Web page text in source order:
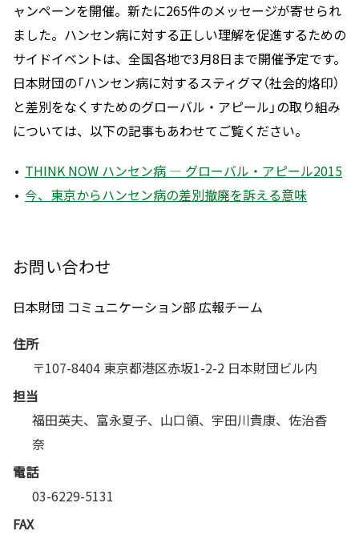
ャンペーンを開催。新たに265件のメッセージが寄せられ
ました。ハンセン病に対する正しい理解を促進するための
サイドイベントは、全国各地で3月8日まで開催予定です。
日本財団の「ハンセン病に対するスティグマ（社会的烙印）
と差別をなくすためのグローバル・アピール」の取り組み
については、以下の記事もあわせてご覧ください。
THINK NOW ハンセン病 ― グローバル・アピール2015
今、東京からハンセン病の差別撤廃を訴える意味
お問い合わせ
日本財団 コミュニケーション部 広報チーム
住所
〒107-8404 東京都港区赤坂1-2-2 日本財団ビル内
担当
福田英夫、富永夏子、山口領、宇田川貴康、佐治香
奈
電話
03-6229-5131
FAX